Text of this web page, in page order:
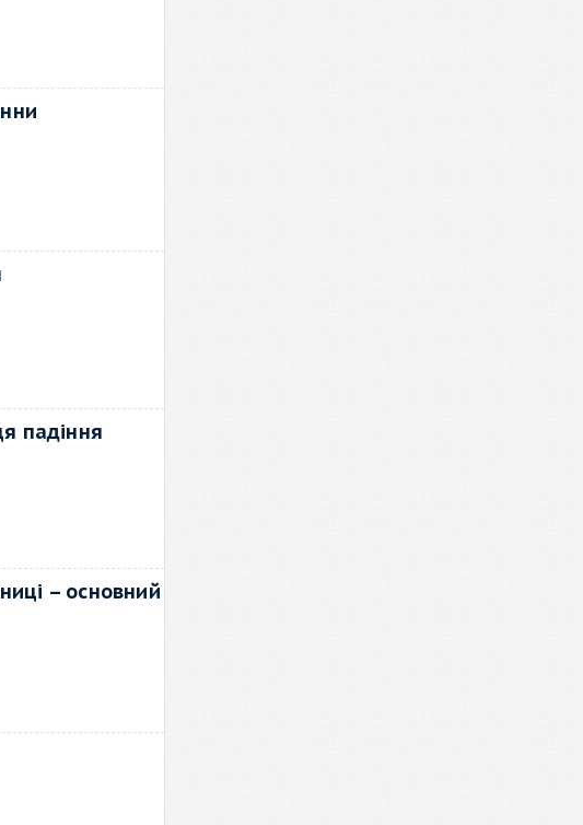
падіння
– основний